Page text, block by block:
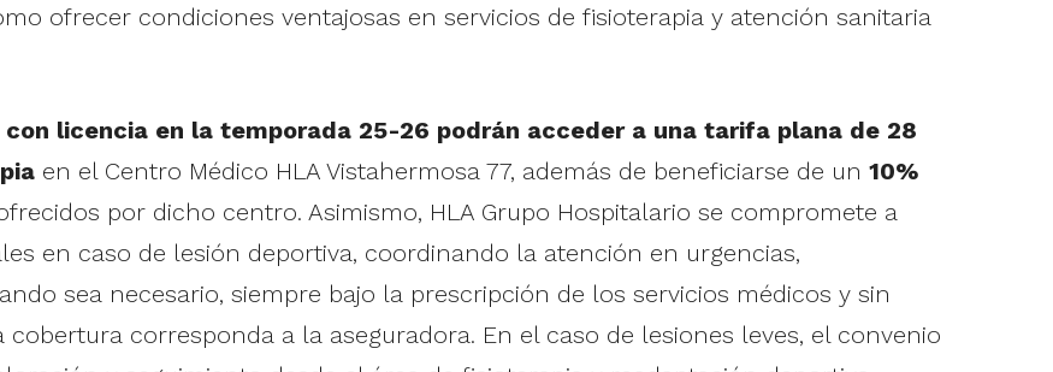
ofrecer condiciones ventajosas en servicios de fisioterapia y atención sanitaria
licencia en la temporada 25-26 podrán acceder a una tarifa plana de 28
en el Centro Médico HLA Vistahermosa 77, además de beneficiarse de un 10%
por dicho centro. Asimismo, HLA Grupo Hospitalario se compromete a
en caso de lesión deportiva, coordinando la atención en urgencias,
sea necesario, siempre bajo la prescripción de los servicios médicos y sin
corresponda a la aseguradora. En el caso de lesiones leves, el convenio